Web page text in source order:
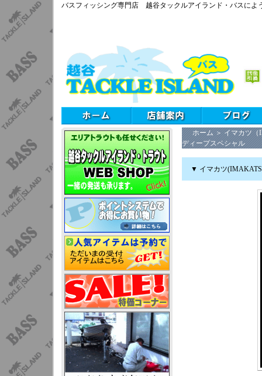
バスフィッシング専門店 越谷タックルアイランド・バスによ
ホーム ＞ イマカツ
ディープスペシャル
▼ イマカツ